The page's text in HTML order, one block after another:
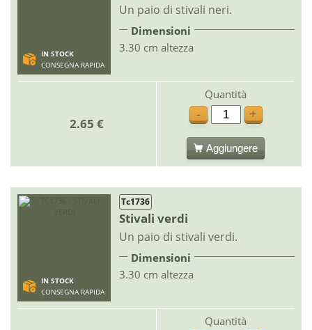
IN STOCK
CONSEGNA RAPIDA
Un paio di stivali neri.
Dimensioni
3.30 cm altezza
2.65 €
Quantità
-
+
Aggiungere
IN STOCK
CONSEGNA RAPIDA
Tc1736
Stivali verdi
Un paio di stivali verdi.
Dimensioni
3.30 cm altezza
Quantità